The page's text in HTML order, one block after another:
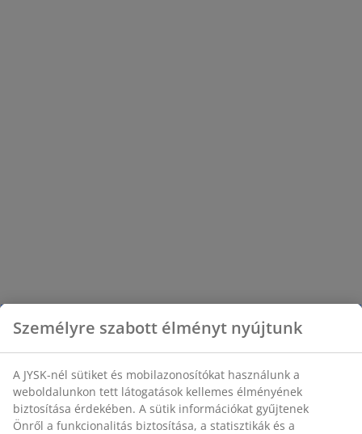
Személyre szabott élményt nyújtunk
A JYSK-nél sütiket és mobilazonosítókat használunk a
weboldalunkon tett látogatások kellemes élményének
biztosítása érdekében. A sütik információkat gyűjtenek
Önről a funkcionalitás biztosítása, a statisztikák és a